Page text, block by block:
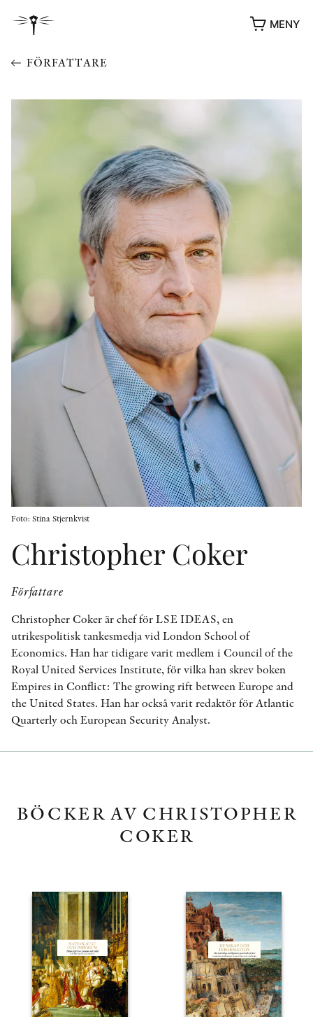
MENY
YUKIKO OCH PATRIK MÖTER
STOLPE STORIES
UTMÄRKELSER
KONTAKT
PRESSKONTAKT
PEER REVIEW-PROCESSEN
FÖRFATTARE
Foto: Stina Stjernkvist
Christopher Coker
Författare
Christopher Coker är chef för LSE IDEAS, en
utrikespolitisk tankesmedja vid London School of
Economics. Han har tidigare varit medlem i Council of the
Royal United Services Institute, för vilka han skrev boken
Empires in Conflict: The growing rift between Europe and
the United States. Han har också varit redaktör för Atlantic
Quarterly och European Security Analyst.
BÖCKER AV CHRISTOPHER
COKER